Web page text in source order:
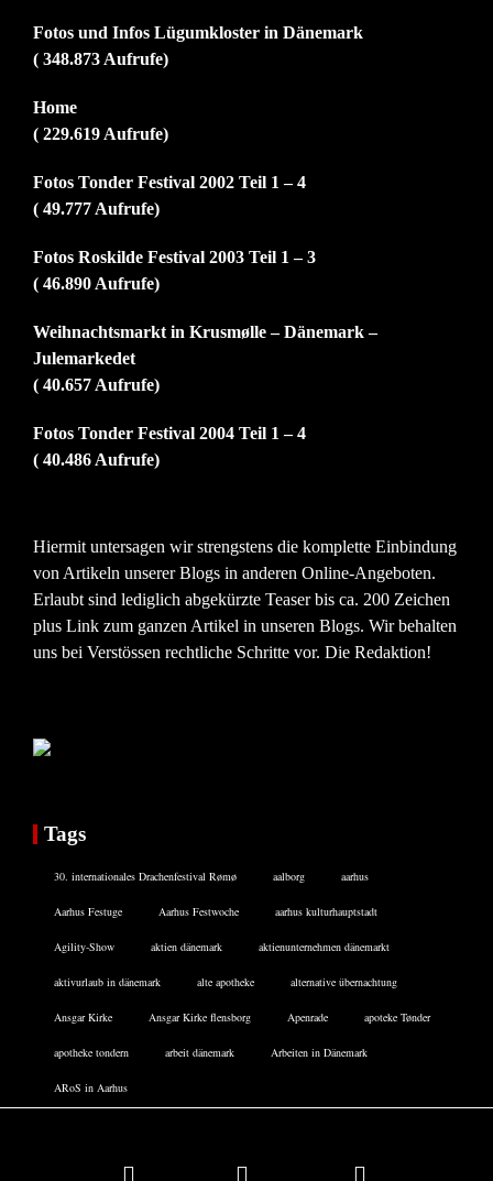
Fotos und Infos Lügumkloster in Dänemark
( 348.873 Aufrufe)
Home
( 229.619 Aufrufe)
Fotos Tonder Festival 2002 Teil 1 – 4
( 49.777 Aufrufe)
Fotos Roskilde Festival 2003 Teil 1 – 3
( 46.890 Aufrufe)
Weihnachtsmarkt in Krusmølle – Dänemark –
Julemarkedet
( 40.657 Aufrufe)
Fotos Tonder Festival 2004 Teil 1 – 4
( 40.486 Aufrufe)
Hiermit untersagen wir strengstens die komplette Einbindung
von Artikeln unserer Blogs in anderen Online-Angeboten.
Erlaubt sind lediglich abgekürzte Teaser bis ca. 200 Zeichen
plus Link zum ganzen Artikel in unseren Blogs. Wir behalten
uns bei Verstössen rechtliche Schritte vor. Die Redaktion!
Tags
30. internationales Drachenfestival Rømø aalborg aarhus
Aarhus Festuge Aarhus Festwoche aarhus kulturhauptstadt
Agility-Show aktien dänemark aktienunternehmen dänemarkt
aktivurlaub in dänemark alte apotheke alternative übernachtung
Ansgar Kirke Ansgar Kirke flensborg Apenrade apoteke Tønder
apotheke tondern arbeit dänemark Arbeiten in Dänemark
ARoS in Aarhus